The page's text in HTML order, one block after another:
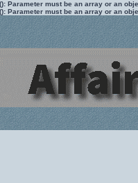
Parameter must be an array or an
Parameter must be an array or an